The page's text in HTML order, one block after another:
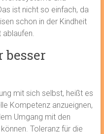
ist nicht so einfach, da
schon in der Kindheit
ablaufen.
besser
mit sich selbst, heißt es
Kompetenz anzueignen,
Umgang mit den
Toleranz für die